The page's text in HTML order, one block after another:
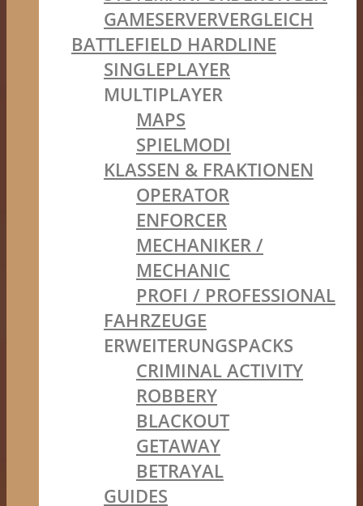
GAMESERVERVERGLEICH
BATTLEFIELD HARDLINE
SINGLEPLAYER
MULTIPLAYER
MAPS
SPIELMODI
KLASSEN & FRAKTIONEN
OPERATOR
ENFORCER
MECHANIKER /
MECHANIC
PROFI / PROFESSIONAL
FAHRZEUGE
ERWEITERUNGSPACKS
CRIMINAL ACTIVITY
ROBBERY
BLACKOUT
GETAWAY
BETRAYAL
GUIDES